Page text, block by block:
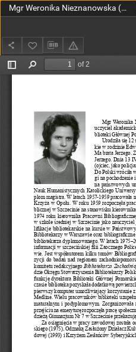
Mgr Weronika Nieznanowska (ur. 1932) Szczecin –PAM